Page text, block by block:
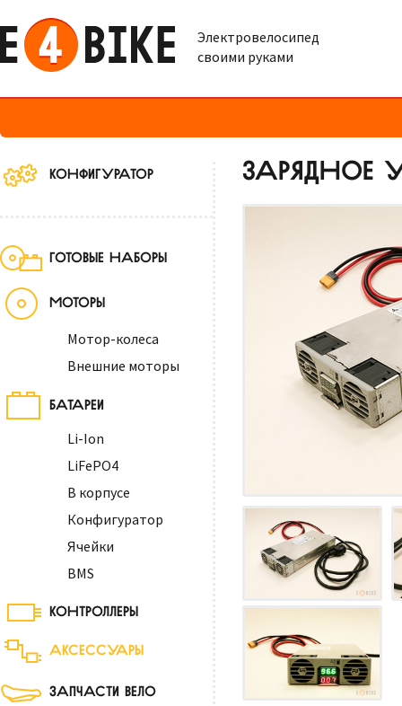
Электровелосипед
своими руками
КОНФИГУРАТОР
ГОТОВЫЕ НАБОРЫ
МОТОРЫ
Мотор-колеса
Внешние моторы
БАТАРЕИ
Li-Ion
LiFePO4
В корпусе
Конфигуратор
Ячейки
BMS
КОНТРОЛЛЕРЫ
АКСЕССУАРЫ
ЗАПЧАСТИ ВЕЛО
ЗАРЯДНОЕ